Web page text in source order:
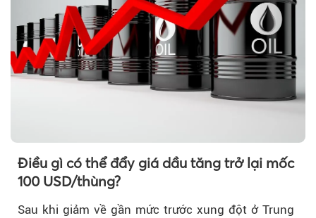
Điều gì có thể đẩy giá dầu tăng trở lại mốc
100 USD/thùng?
Sau khi giảm về gần mức trước xung đột ở Trung